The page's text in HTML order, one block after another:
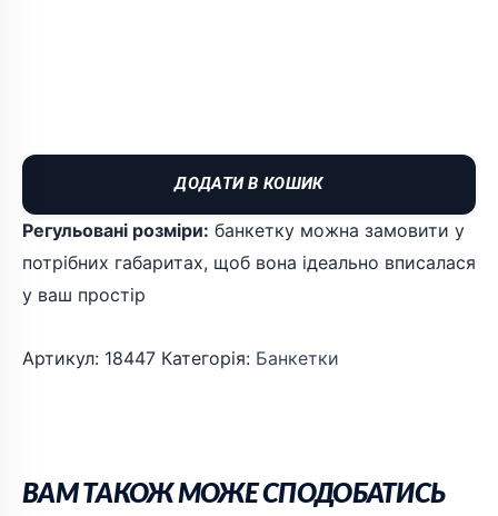
ДОДАТИ В КОШИК
Регульовані розміри: банкетку можна замовити у
потрібних габаритах, щоб вона ідеально вписалася
у ваш простір
Артикул: 18447 Категорія: Банкетки
ВАМ ТАКОЖ МОЖЕ СПОДОБАТИСЬ